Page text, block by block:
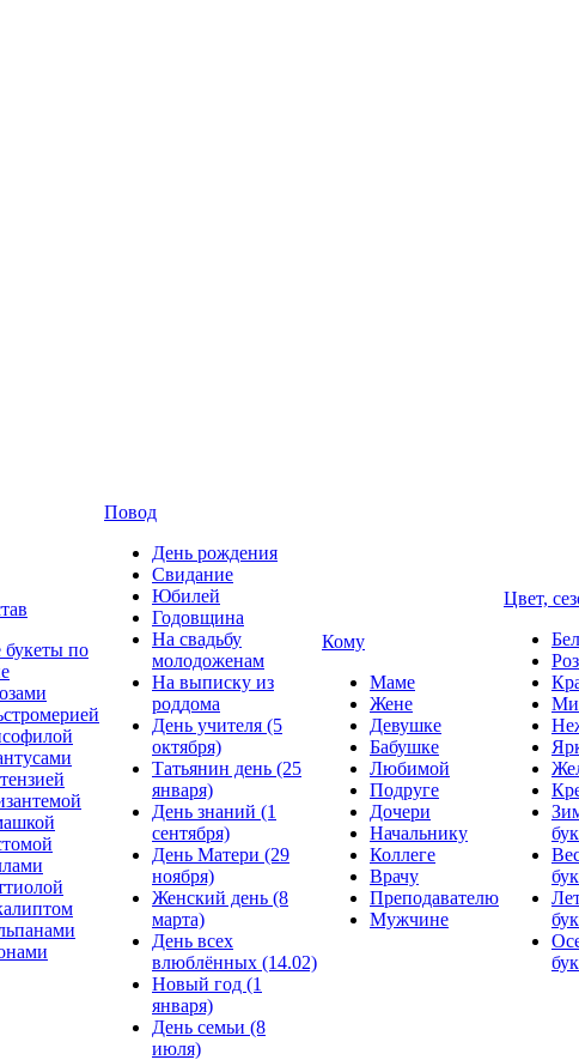
букеты по
Повод
День рождения
Свидание
Юбилей
Годовщина
На свадьбу
молодоженам
На выписку из
роддома
День учителя (5
октября)
Татьянин день (25
января)
День знаний (1
сентября)
День Матери (29
ноября)
Женский день (8
марта)
День всех
влюблённых (14.02)
Новый год (1
января)
День семьи (8
июля)
Кому
Маме
Жене
Девушке
Бабушке
Любимой
Подруге
Дочери
Начальнику
Коллеге
Врачу
Преподавателю
Мужчине
Цвет,